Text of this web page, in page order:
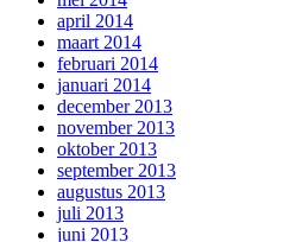
april 2014
maart 2014
februari 2014
januari 2014
december 2013
november 2013
oktober 2013
september 2013
augustus 2013
juli 2013
juni 2013